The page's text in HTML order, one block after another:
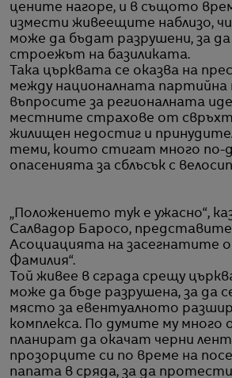
цените нагоре, и в същото
измести живеещите наблизо,
може да бъдат разрушени, за
строежът на базиликата.
Така църквата се оказва на
между националната партийна
въпросите за регионалната
местните страхове от
жилищен недостиг и
теми, които стигат много по-
опасенията за сблъсък с
„Положението тук е ужасно“,
Салвадор Баросо,
Асоциацията на засегнатите
Фамилия“.
Той живее в сграда срещу
може да бъде разрушена, за да
място за евентуалното
комплекса. По думите му много
планират да окачат черни
прозорците си по време на
папата в сряда, за да